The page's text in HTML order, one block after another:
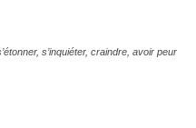
s’inquiéter, craindre, avoir peur